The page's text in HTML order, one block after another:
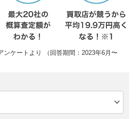
ンケートより （回答期間：2023年6月〜